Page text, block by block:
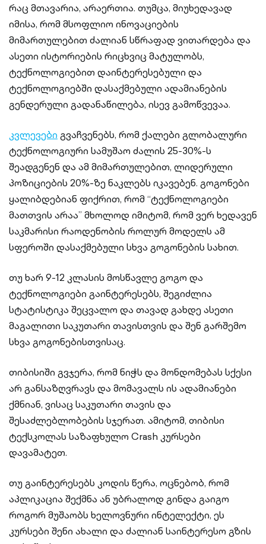
რაც მთავარია, არაერთია. თუმცა, მიუხედავად
იმისა, რომ მსოფლიო ინოვაციების
მიმართულებით ძალიან სწრაფად ვითარდება და
ასეთი ისტორიების რიცხვიც მატულობს,
ტექნოლოგიებით დაინტერესებული და
ტექნოლოგიებში დასაქმებული ადამიანების
გენდერული გადანაწილება, ისევ გამოწვევაა.
კვლევები გვაჩვენებს, რომ ქალები გლობალური
ტექნოლოგიური სამუშაო ძალის 25-30%-ს
შეადგენენ და ამ მიმართულებით, ლიდერული
პოზიციების 20%-ზე ნაკლებს იკავებენ. გოგონები
ყალიბდებიან ფიქრით, რომ “ტექნოლოგიები
მათთვის არაა” მხოლოდ იმიტომ, რომ ვერ ხედავენ
საკმარისი რაოდენობის როლურ მოდელს ამ
სფეროში დასაქმებული სხვა გოგონების სახით.
თუ ხარ 9-12 კლასის მოსწავლე გოგო და
ტექნოლოგიები გაინტერესებს, შეგიძლია
სტატისტიკა შეცვალო და თავად გახდე ასეთი
მაგალითი საკუთარი თავისთვის და შენ გარშემო
სხვა გოგონებისთვისაც.
თიბისიში გვჯერა, რომ ნიჭს და მონდომებას სქესი
არ განსაზღვრავს და მომავალს ის ადამიანები
ქმნიან, ვისაც საკუთარი თავის და
შესაძლებლობების სჯერათ. ამიტომ, თიბისი
ტექსკოლას საზაფხულო Crash კურსები
დავამატეთ.
თუ გაინტერესებს კოდის წერა, ოცნებობ, რომ
აპლიკაცია შექმნა ან უბრალოდ გინდა გაიგო
როგორ მუშაობს ხელოვნური ინტელექტი, ეს
კურსები შენი ახალი და ძალიან საინტერესო გზის